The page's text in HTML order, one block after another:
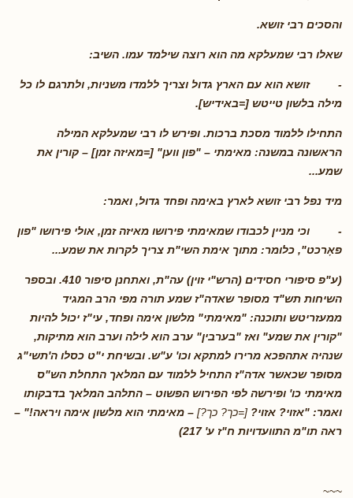
והסכים רבי זושא.
שאלו רבי שמעלקא מה הוא רוצה שילמד עמו. השיב:
-זושא הוא עם הארץ גדול וצריך ללמדו משניות, ולתרגם לו כל
מילה בלשון טייטש [=באידיש].
התחילו ללמוד מסכת ברכות. ופירש לו רבי שמעלקא המילה
הראשונה במשנה: מאימתי – "פון ווען" [=מאיזה זמן] – קורין את
שמע...
מיד נפל רבי זושא לארץ באימה ופחד גדול, ואמר:
- וכי מניין לכבודו שמאימתי פירושו מאיזה זמן, אולי פירושו "פון
פאָרכט", כלומר: מתוך אימת השי"ת צריך לקרות את שמע...
(ע"פ סיפורי חסידים (הרש"י זוין) עה"ת, ואתחנן סיפור 410. ובספר
השיחות תש"ד מסופר שאדה"ז שמע תורה מפי הרב המגיד
ממעזריטש ותוכנה: "מאימתי" מלשון אימה ופחד, עי"ז יכול להיות
"קורין את שמע" ואז "בערבין" ערב הוא לילה וערב הוא מתיקות,
שנהיה אתהפכא מרירו למתקא וכו' ע"ש. ובשיחת י"ט כסלו ה'תשי"ג
מסופר שכאשר אדה"ז התחיל ללמוד עם המלאך התחלת הש"ס
מאימתי כו' ופירשה לפי הפירוש הפשוט – התלהב המלאך בדבקותו
ואמר: "אזוי? אזוי? [=כך? כך?] – מאימתי הוא מלשון אימה ויראה!" –
ראה תו"מ התוועדויות ח"ז ע' 217)
~~~